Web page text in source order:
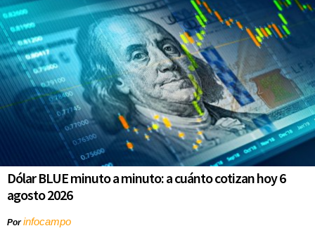
Dólar BLUE minuto a minuto: a cuánto cotizan hoy 6
agosto 2026
Porinfocampo